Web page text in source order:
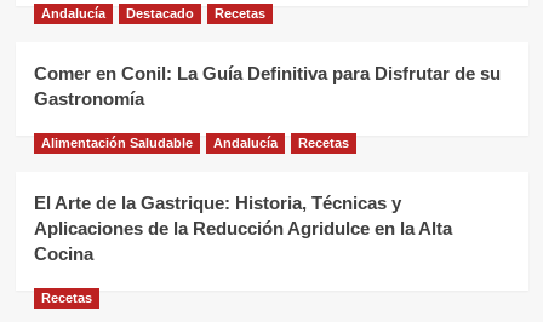
Andalucía Destacado Recetas
Comer en Conil: La Guía Definitiva para Disfrutar de su
Gastronomía
Alimentación Saludable Andalucía Recetas
El Arte de la Gastrique: Historia, Técnicas y
Aplicaciones de la Reducción Agridulce en la Alta
Cocina
Recetas